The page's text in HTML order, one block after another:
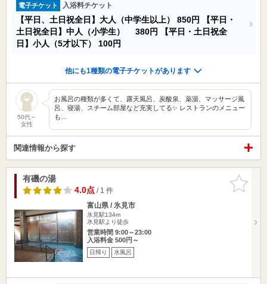
電子チケット 入浴料チケット
【平日、土日祝全日】大人（中学生以上） 850円
【平日・
土日祝全日】中人（小学生） 380円
【平日・土日祝全
日】小人（5才以下） 100円
他にも1種類の電子チケットがあります
50代～
女性
お風呂の種類が多くて、露天風呂、炭酸泉、薬湯、マッサージ風
呂、寝湯、スチーム部屋など充実してる✨ レストランのメニュー
も…
関連情報から探す
お気に入
りに追加
有磯の湯
4.0点/ 1 件
富山県 / 氷見市
氷見駅134m
氷見駅より徒歩
営業時間 9:00～23:00
入浴料金 500円～
日帰り 水風呂